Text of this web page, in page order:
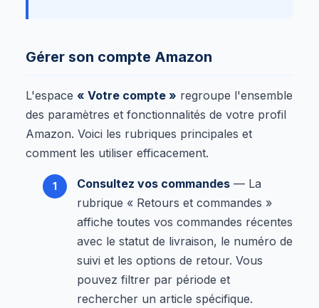
Gérer son compte Amazon
L'espace « Votre compte » regroupe l'ensemble
des paramètres et fonctionnalités de votre profil
Amazon. Voici les rubriques principales et
comment les utiliser efficacement.
Consultez vos commandes — La
rubrique « Retours et commandes »
affiche toutes vos commandes récentes
avec le statut de livraison, le numéro de
suivi et les options de retour. Vous
pouvez filtrer par période et
rechercher un article spécifique.